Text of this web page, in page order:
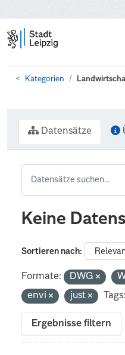
Kategorien
Datensätze
Keine
Sortieren nach
Formate: DWG
envi
just Tags:
Ergebnisse filtern